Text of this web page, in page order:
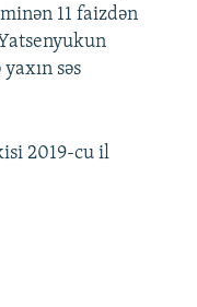
11 faizdən
səs
2019-cu il